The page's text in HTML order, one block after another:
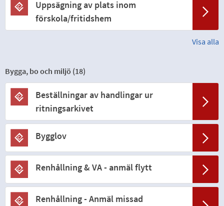
Uppsägning av plats inom
förskola/fritidshem
Visa alla
Bygga, bo och miljö (18)
Beställningar av handlingar ur
ritningsarkivet
Bygglov
Renhållning & VA - anmäl flytt
Renhållning - Anmäl missad